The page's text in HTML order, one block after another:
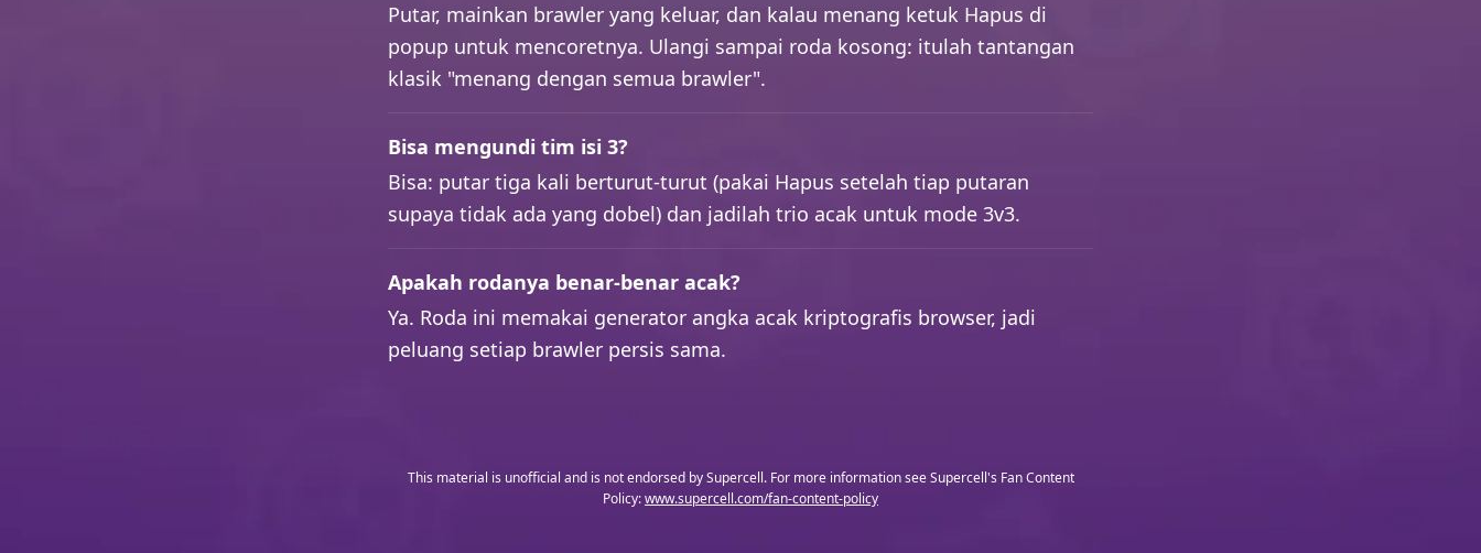
Putar, mainkan brawler yang keluar, dan kalau menang ketuk Hapus di
popup untuk mencoretnya. Ulangi sampai roda kosong: itulah tantangan
klasik "menang dengan semua brawler".
Bisa mengundi tim isi 3?
Bisa: putar tiga kali berturut-turut (pakai Hapus setelah tiap putaran
supaya tidak ada yang dobel) dan jadilah trio acak untuk mode 3v3.
Apakah rodanya benar-benar acak?
Ya. Roda ini memakai generator angka acak kriptografis browser, jadi
peluang setiap brawler persis sama.
This material is unofficial and is not endorsed by Supercell. For more information see Supercell's Fan Content
Policy:www.supercell.com/fan-content-policy